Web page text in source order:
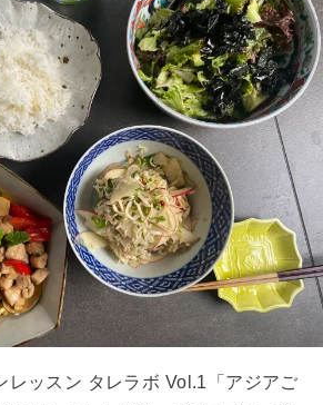
レッスン タレラボ Vol.1「アジアご